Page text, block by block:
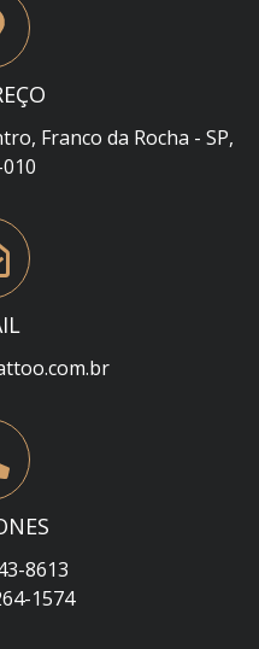
Franco da Rocha - SP,
8613
1574